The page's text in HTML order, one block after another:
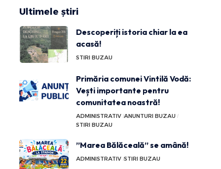
Ultimele știri
Descoperiți istoria chiar la ea
acasă!
STIRI BUZAU
Primăria comunei Vintilă Vodă:
Vești importante pentru
comunitatea noastră!
ADMINISTRATIV ANUNTURI BUZAU
STIRI BUZAU
”Marea Bălăceală” se amână!
ADMINISTRATIV STIRI BUZAU